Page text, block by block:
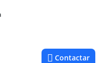
Contactar